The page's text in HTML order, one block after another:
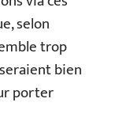
selon
trop
bien
porter